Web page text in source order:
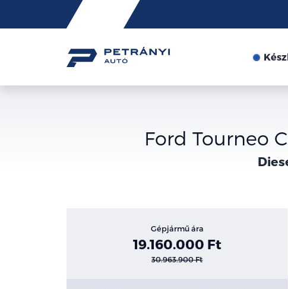
Friss
hírek
Ford Tourneo
Gépjármű ára
19.160.000 Ft
30.963.900 Ft